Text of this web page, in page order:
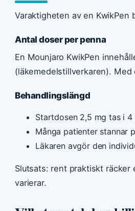
Varaktigheten av en
Antal doser per penna
En Mounjaro KwikPen
(läkemedelstillverkaren).
Behandlingslängd
Startdosen 2,5 mg tas i
Många patienter stannar
Läkaren avgör den
Slutsats: rent praktiskt räcker
varierar.